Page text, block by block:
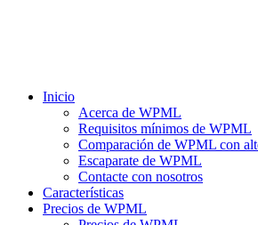
Inicio
Acerca de WPML
Requisitos mínimos de WPML
Comparación de WPML con
Escaparate de WPML
Contacte con nosotros
Características
Precios de WPML